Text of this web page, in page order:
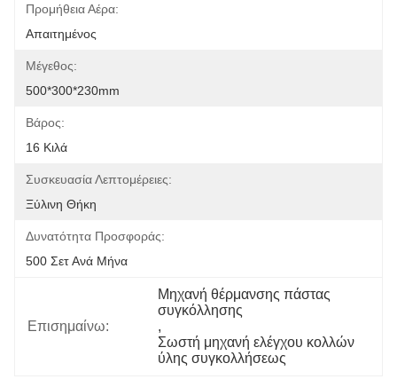
Προμήθεια Αέρα:
Απαιτημένος
Μέγεθος:
500*300*230mm
Βάρος:
16 Κιλά
Συσκευασία Λεπτομέρειες:
Ξύλινη Θήκη
Δυνατότητα Προσφοράς:
500 Σετ Ανά Μήνα
Επισημαίνω:
Μηχανή θέρμανσης πάστας
συγκόλλησης
,
Σωστή μηχανή ελέγχου κολλών
ύλης συγκολλήσεως